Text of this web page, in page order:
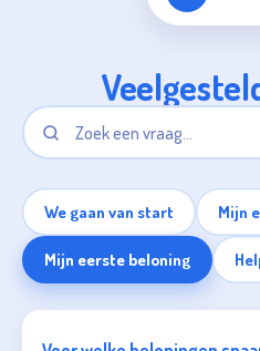
We gaan van start Mijn
Mijn eerste beloning